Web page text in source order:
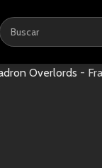
Overlords -